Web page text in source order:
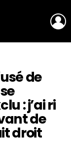
de
: j’ai ri
de
droit